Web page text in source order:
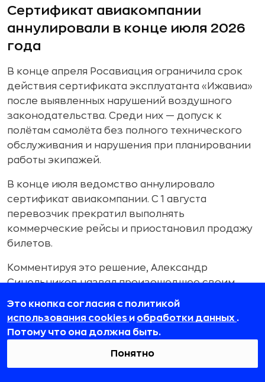
Сертификат авиакомпании
аннулировали в конце июля 2026
года
В конце апреля Росавиация ограничила срок
действия сертификата эксплуатанта «Ижавиа»
после выявленных нарушений воздушного
законодательства. Среди них — допуск к
полётам самолёта без полного технического
обслуживания и нарушения при планировании
работы экипажей.
В конце июля ведомство аннулировало
сертификат авиакомпании. С 1 августа
перевозчик прекратил выполнять
коммерческие рейсы и приостановил продажу
билетов.
Комментируя это решение, Александр
Синельников назвал произошедшее своим
личным поражением и заявил, что ему не
удалось защитить авиакомпанию и повлиять на
принятое решение. При этом он заявил, что
компания сможет выполнить все
обязательства перед клиентами и партнёрами.
Это кнопка согласия с политикой
использования cookies и обработки данных .
Потому что она должна быть.
Понятно